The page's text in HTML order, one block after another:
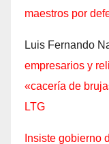
maestros por
Luis Fernando
empresarios y
«cacería de
LTG
Insiste gobierno